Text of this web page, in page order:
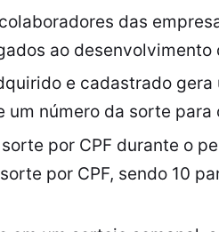
das
ao desenvolvimento
e cadastrado gera
número da sorte para
por CPF durante o
por CPF, sendo 10